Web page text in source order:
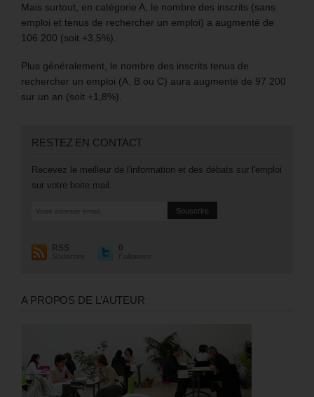
Mais surtout, en catégorie A, le nombre des inscrits (sans
emploi et tenus de rechercher un emploi) a augmenté de
106 200 (soit +3,5%).
Plus généralement, le nombre des inscrits tenus de
rechercher un emploi (A, B ou C) aura augmenté de 97 200
sur un an (soit +1,8%).
RESTEZ EN CONTACT
Recevez le meilleur de l'information et des débats sur l'emploi
sur votre boite mail.
RSS
Souscrire
0
Followers
A PROPOS DE L’AUTEUR